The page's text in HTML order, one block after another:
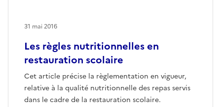
Les règles nutritionnelles en
restauration scolaire
Cet article précise la règlementation en vigueur,
relative à la qualité nutritionnelle des repas servis
dans le cadre de la restauration scolaire.
31 mai 2016